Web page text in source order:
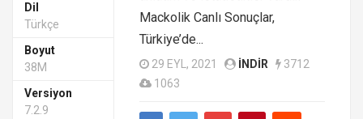
Dil
Türkçe
Boyut
38M
Versiyon
7.2.9
Mackolik Canlı Sonuçlar,
Türkiye’de...
29 EYL, 2021 INDIR
3712
1063